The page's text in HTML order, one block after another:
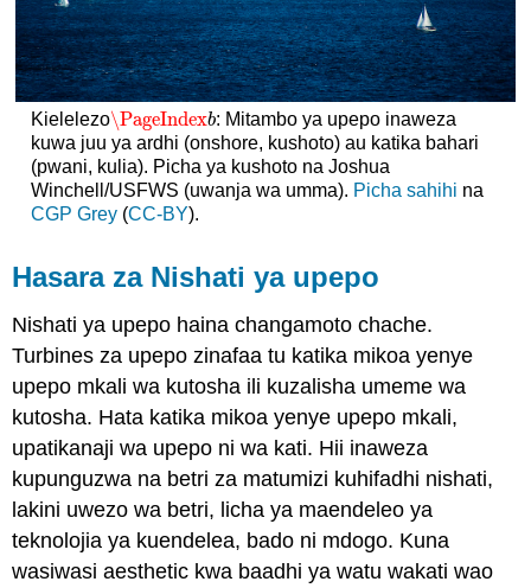
Kielelezo\PageIndexb
\PageIndexb: Mitambo ya upepo inaweza
kuwa juu ya ardhi (onshore, kushoto) au katika bahari
(pwani, kulia). Picha ya kushoto na Joshua
Winchell/USFWS (uwanja wa umma). Picha sahihi na
CGP Grey(CC-BY).
Hasara za Nishati ya upepo
Nishati ya upepo haina changamoto chache.
Turbines za upepo zinafaa tu katika mikoa yenye
upepo mkali wa kutosha ili kuzalisha umeme wa
kutosha. Hata katika mikoa yenye upepo mkali,
upatikanaji wa upepo ni wa kati. Hii inaweza
kupunguzwa na betri za matumizi kuhifadhi nishati,
lakini uwezo wa betri, licha ya maendeleo ya
teknolojia ya kuendelea, bado ni mdogo. Kuna
wasiwasi aesthetic kwa baadhi ya watu wakati wao